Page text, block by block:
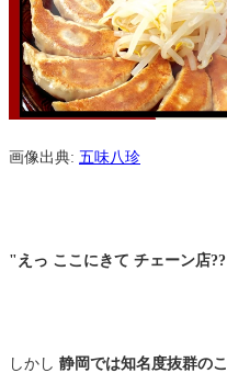
画像出典: 五味八珍
"えっ ここにきて チェーン店
しかし 静岡では知名度抜群の